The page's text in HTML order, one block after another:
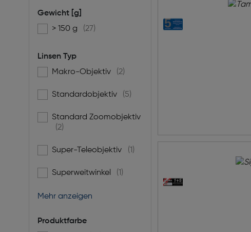
Gewicht [g]
> 150 g
(27)
Filtern nach Gewicht [g]: > 150 g
Linsen Typ
Makro-Objektiv
(2)
Filtern nach Linsen Typ: Makro-Objektiv
Standardobjektiv (5)
Filtern nach Linsen Typ: Standardobjektiv
Standard Zoomobjektiv
(2)
Filtern nach Linsen Typ: Standard Zoomobjektiv
Super-Teleobjektiv (1)
Filtern nach Linsen Typ: Super-Teleobjektiv
Superweitwinkel (1)
Filtern nach Linsen Typ: Superweitwinkel
Mehr anzeigen
Produktfarbe